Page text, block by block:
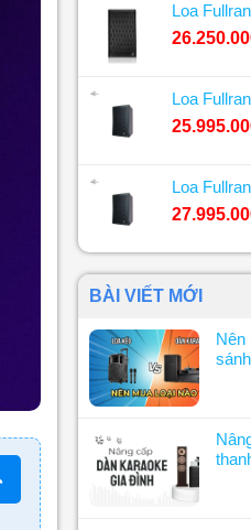
Loa
Loa
Loa
BÀI VIẾT MỚI
Nên